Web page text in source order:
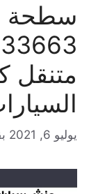
سطحة
متنقل
يوليو 6, 2021